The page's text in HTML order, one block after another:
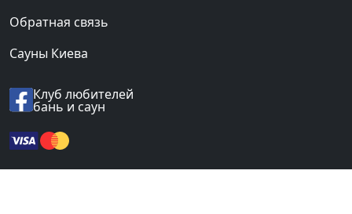
Обратная связь
Сауны Киева
Клуб любителей
бань и саун
© 2012-2026 «BANI.UA».